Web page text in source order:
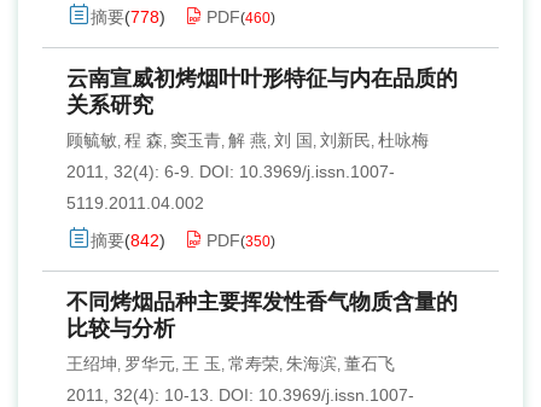
摘要(778) PDF(460)
云南宣威初烤烟叶叶形特征与内在品质的
关系研究
顾毓敏, 程 森, 窦玉青, 解 燕, 刘 国 , 刘新民, 杜咏梅
2011, 32(4): 6-9.
DOI: 10.3969/j.issn.1007-
5119.2011.04.002
摘要(842) PDF(350)
不同烤烟品种主要挥发性香气物质含量的
比较与分析
王绍坤, 罗华元, 王 玉 , 常寿荣, 朱海滨, 董石飞
2011, 32(4): 10-13.
DOI: 10.3969/j.issn.1007-